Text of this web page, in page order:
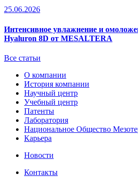
25.06.2026
Интенсивное увлажнение и
Hyaluron 8D от MESALTERA
Все статьи
О компании
История компании
Научный центр
Учебный центр
Патенты
Лаборатория
Национальное Общество
Карьера
Новости
Контакты